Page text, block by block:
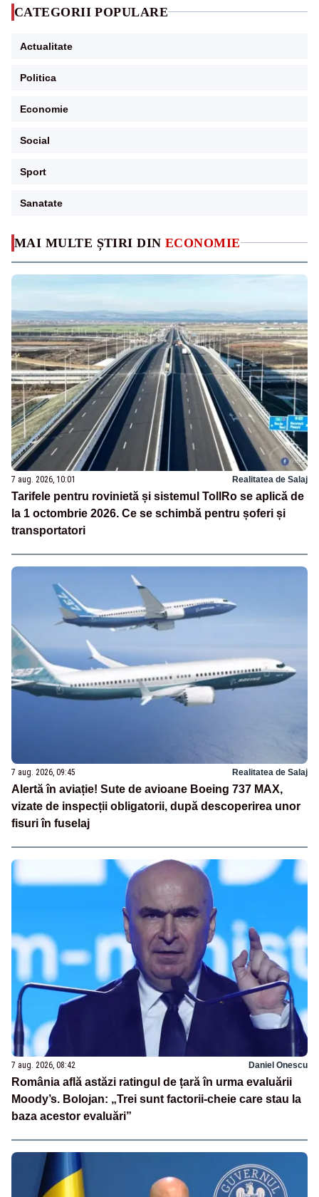
MAI MULTE ȘTIRI DIN ECONOMIE
7 aug. 2026, 10:01 Realitatea de Salaj
Tarifele pentru rovinietă și sistemul TollRo se aplică de
la 1 octombrie 2026. Ce se schimbă pentru șoferi și
transportatori
7 aug. 2026, 09:45 Realitatea de Salaj
Alertă în aviație! Sute de avioane Boeing 737 MAX,
vizate de inspecții obligatorii, după descoperirea unor
fisuri în fuselaj
7 aug. 2026, 08:42 Daniel Onescu
România află astăzi ratingul de țară în urma evaluării
Moody’s. Bolojan: „Trei sunt factorii-cheie care stau la
baza acestor evaluări”
CATEGORII POPULARE
Actualitate
Politica
Economie
Social
Sport
Sanatate